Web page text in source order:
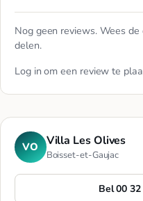
Nog geen reviews. Wees
delen.
Log in om een review te
VO Villa Les Olives
Boisset-et-Gaujac
Bel 00